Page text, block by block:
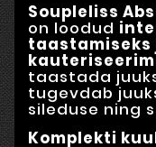
Soupleliss
on loodud
taastada
tugevdab
sileduse ning
Komplekti